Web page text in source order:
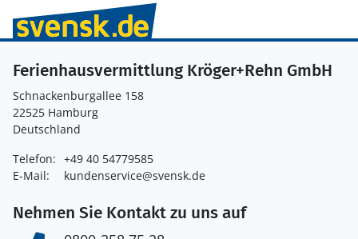
Ferienhausvermittlung Kröger+Rehn GmbH
Schnackenburgallee 158
22525 Hamburg
Deutschland
Telefon: +49 40 54779585
E-Mail:
kundenservice@svensk.de
Nehmen Sie Kontakt zu uns auf